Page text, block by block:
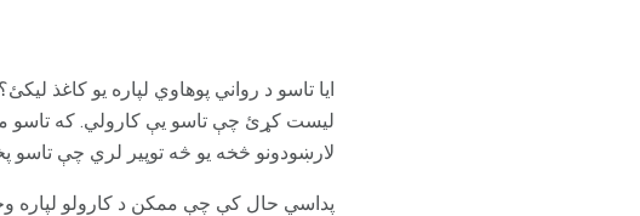
لیست کړئ چې تاسو یې کارولي. که تاسو
لارښودونو څخه یو څه توپیر لري چې تاسو
پداسي حال کې چې ممکن د کارولو لپاره